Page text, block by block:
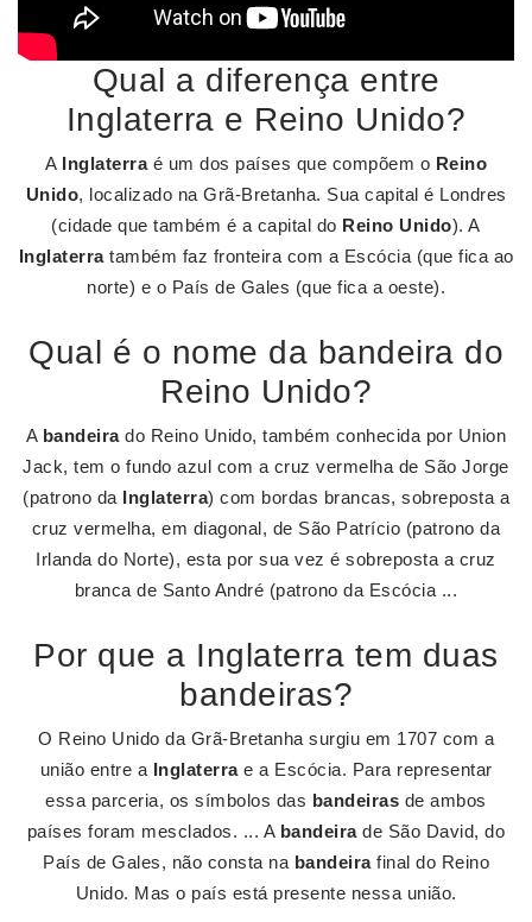
Qual a diferença entre
Inglaterra e Reino Unido?
A Inglaterraé um dos países que compõem o Reino
Unido, localizado na Grã-Bretanha. Sua capital é Londres
(cidade que também é a capital do Reino Unido). A
Inglaterratambém faz fronteira com a Escócia (que fica ao
norte) e o País de Gales (que fica a oeste).
Qual é o nome da bandeira do
Reino Unido?
A bandeirado Reino Unido, também conhecida por Union
Jack, tem o fundo azul com a cruz vermelha de São Jorge
(patrono da Inglaterra) com bordas brancas, sobreposta a
cruz vermelha, em diagonal, de São Patrício (patrono da
Irlanda do Norte), esta por sua vez é sobreposta a cruz
branca de Santo André (patrono da Escócia ...
Por que a Inglaterra tem duas
bandeiras?
O Reino Unido da Grã-Bretanha surgiu em 1707 com a
união entre a Inglaterrae a Escócia. Para representar
essa parceria, os símbolos das bandeiras de ambos
países foram mesclados. ... A bandeirade São David, do
País de Gales, não consta na bandeirafinal do Reino
Unido. Mas o país está presente nessa união.